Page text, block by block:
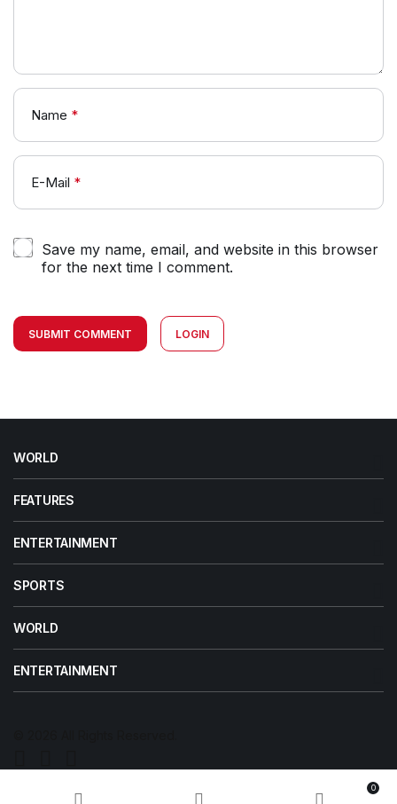
Name *
E-Mail *
Save my name, email, and website in this browser
for the next time I comment.
SUBMIT COMMENT LOGIN
WORLD
FEATURES
ENTERTAINMENT
SPORTS
WORLD
ENTERTAINMENT
0